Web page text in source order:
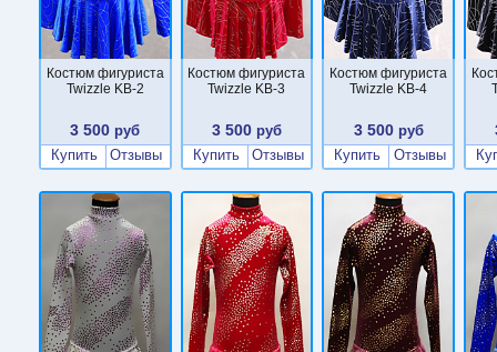
Костюм фигуриста
Twizzle KB-2
3 500 руб
Купить
Отзывы
Костюм фигуриста
Twizzle KB-3
3 500 руб
Купить
Отзывы
Костюм фигуриста
Twizzle KB-4
3 500руб
Купить
Отзывы